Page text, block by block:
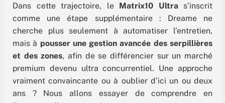
Dans cette trajectoire, le Matrix10 Ultras’inscrit
comme une étape supplémentaire : Dreame ne
cherche plus seulement à automatiser l’entretien,
mais à pousser une gestion avancée des serpillières
et des zones, afin de se différencier sur un marché
premium devenu ultra concurrentiel. Une approche
vraiment convaincante ou à oublier d’ici un ou deux
ans ? Nous allons essayer de comprendre en